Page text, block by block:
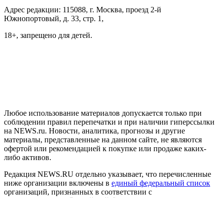
Адрес редакции: 115088, г. Москва, проезд 2-й
Южнопортовый, д. 33, стр. 1,
18+, запрещено для детей.
Любое использование материалов допускается только при
соблюдении правил перепечатки и при наличии гиперссылки
на NEWS.ru. Новости, аналитика, прогнозы и другие
материалы, представленные на данном сайте, не являются
офертой или рекомендацией к покупке или продаже каких-
либо активов.
Редакция NEWS.RU отдельно указывает, что перечисленные
ниже организации включены в единый федеральный список
организаций, признанных в соответствии с